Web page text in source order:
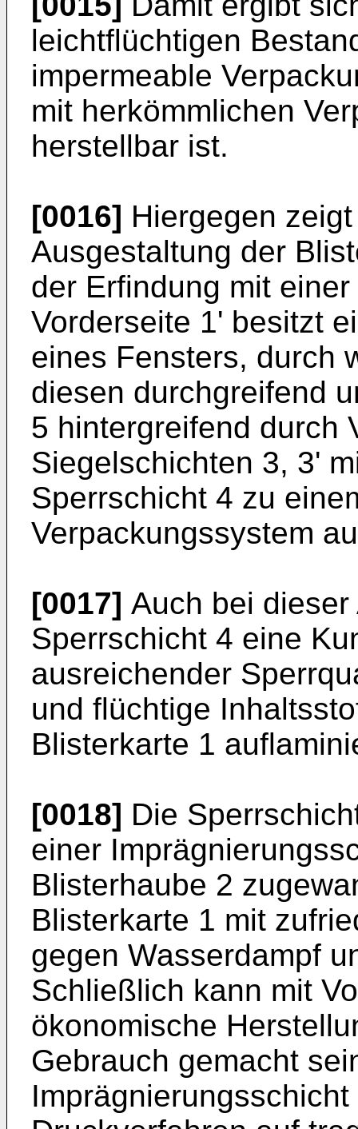
leichtflüchtigen
impermeable
mit herkömmlichen
herstellbar ist.
[0016] Hiergegen
Ausgestaltung der
der Erfindung mit
Vorderseite 1' besitzt
eines Fensters, durch
diesen durchgreifend
5 hintergreifend durch
Siegelschichten 3, 3'
Sperrschicht 4 zu
Verpackungssystem
[0017] Auch bei
Sperrschicht 4 eine
ausreichender
und flüchtige
Blisterkarte 1
[0018] Die
einer
Blisterhaube 2
Blisterkarte 1 mit
gegen Wasserdampf
Schließlich kann mit
ökonomische
Gebrauch gemacht